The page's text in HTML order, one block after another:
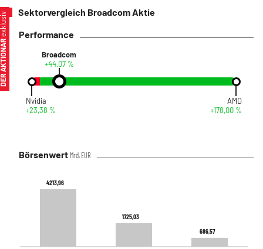
Sektorvergleich Broadcom Aktie
Performance
Nvidia
+23,38 %
Broadcom
+44,07 %
AMD
+178,00 %
Börsenwert Mrd. EUR
4213,96
4213,96
1725,03
1725,03
686,57
686,57